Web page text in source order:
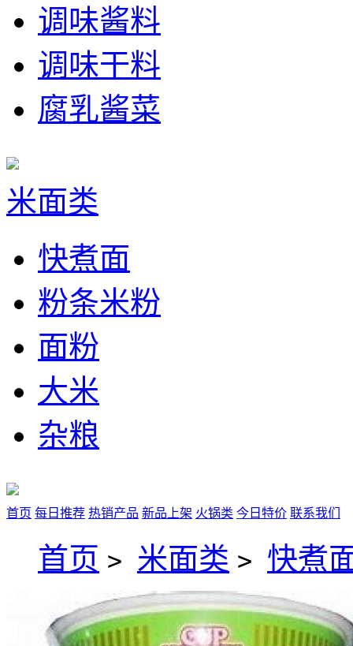
调味酱料
调味干料
腐乳酱菜
米面类
快煮面
粉条米粉
面粉
大米
杂粮
首页 每日推荐 热销产品 新品上架 火锅类 今日特价 联系我们
首页 > 米面类 > 快煮